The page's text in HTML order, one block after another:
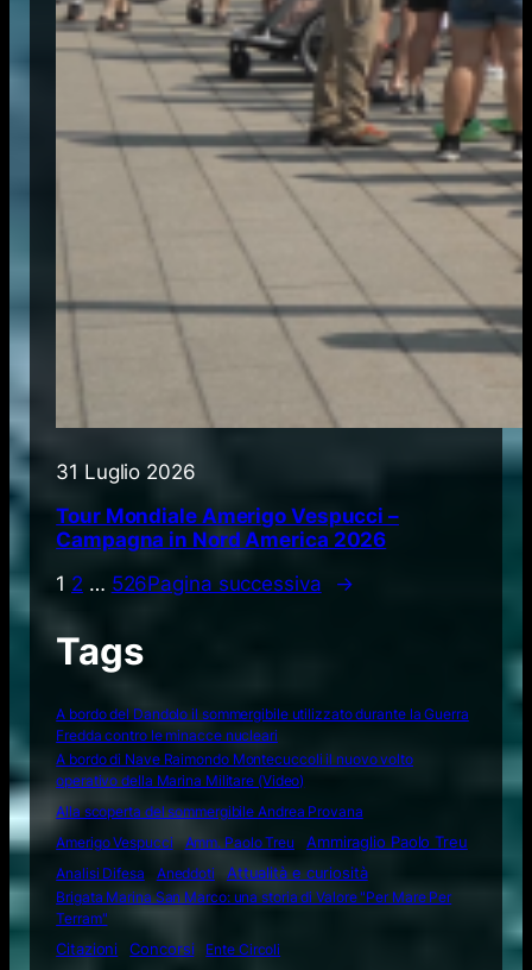
31 Luglio 2026
Tour Mondiale Amerigo Vespucci –
Campagna in Nord America 2026
1 2 … 526Pagina successiva →
Tags
A bordo del Dandolo il sommergibile utilizzato durante la Guerra
Fredda contro le minacce nucleari
A bordo di Nave Raimondo Montecuccoli il nuovo volto
operativo della Marina Militare (Video)
Alla scoperta del sommergibile Andrea Provana
Amerigo Vespucci
Amm. Paolo Treu
Ammiraglio Paolo Treu
Analisi Difesa
Aneddoti Attualità e curiosità
Brigata Marina San Marco: una storia di Valore "Per Mare Per
Terram"
Citazioni
Concorsi
Ente Circoli